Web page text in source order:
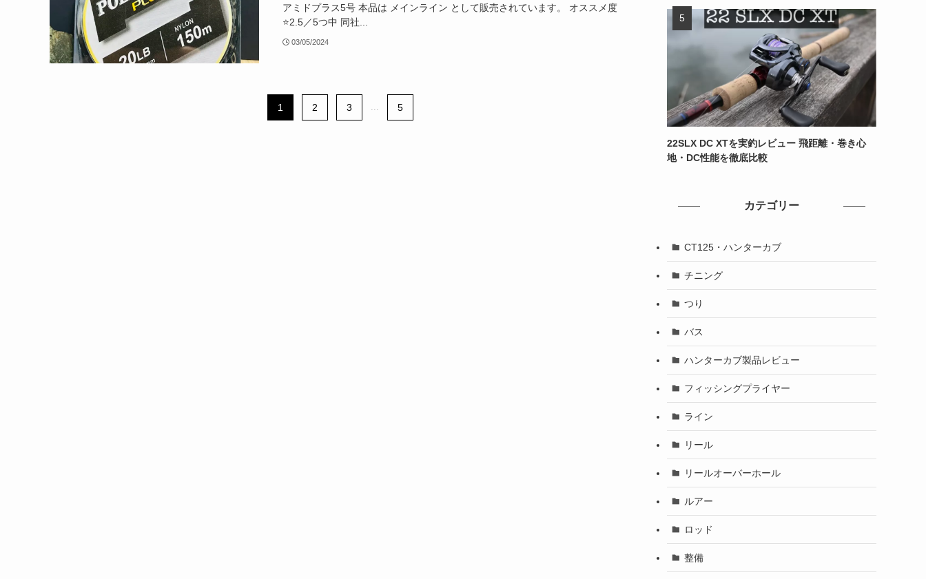
アミドプラス5号 本品は メインライン として販売されています。 オススメ度
⭐️2.5／5つ中 同社...
03/05/2024
1 2 3 5
22SLX DC XTを実釣レビュー 飛距離・巻き心
地・DC性能を徹底比較
カテゴリー
CT125・ハンターカブ
チニング
つり
バス
ハンターカブ製品レビュー
フィッシングプライヤー
ライン
リール
リールオーバーホール
ルアー
ロッド
整備